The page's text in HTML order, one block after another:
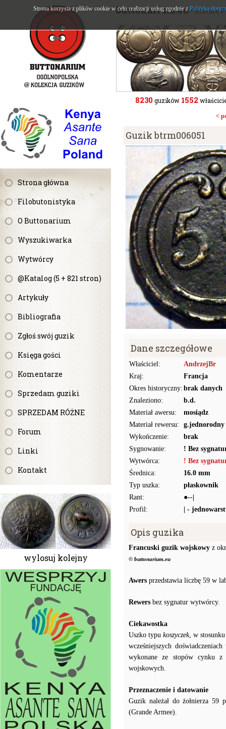
Strona główna
Filobutonistyka
O Buttonarium
Wyszukiwarka
Wytwórcy
@Katalog (5 + 821 stron)
Artykuły
Bibliografia
Zgłoś swój guzik
Księga gości
Komentarze
Sprzedam guziki
SPRZEDAM RÓŻNE
Forum
Linki
Kontakt
wylosuj kolejny
buttonarium.eu- Strona
8230 guzików 1552
<
Guzik btrm006051
Dane szczegółowe
Właściciel:
AndrzejBr
Kraj:
Francja
Okres historyczny: brak danych
Znaleziono:
b.d.
Materiał awersu:
mosiądz
Materiał rewersu:
g.jednorodny
Wykończenie:
brak
Sygnowanie:
! Bez
Wytwórca:
! Bez
Średnica:
16.0 mm
Typ uszka:
płaskownik
Rant:
●--|
Profil:
| -
Opis guzika
Francuski guzik wojskowy z
© buttonarium.eu
Awers przedstawia liczbę 59 w
Rewers bez sygnatur wytwórcy.
Ciekawostka
Uszko typu koszyczek, w stosunku
wcześniejszych
wykonane ze stopów cynku z
wojskowych.
Przeznaczenie i datowanie
Guzik należał do żołnierza
(Grande Armee).
Strona korzysta z plików cookie w celu realizacji usług zgodnie z Polityką